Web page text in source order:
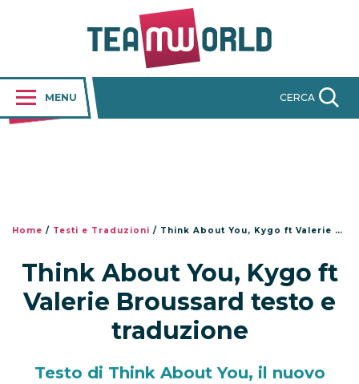
MENU CERCA
Home / Testi e Traduzioni / Think About You, Kygo ft Valerie Broussard testo e traduzione
Think About You, Kygo ft
Valerie Broussard testo e
traduzione
Testo di Think About You, il nuovo